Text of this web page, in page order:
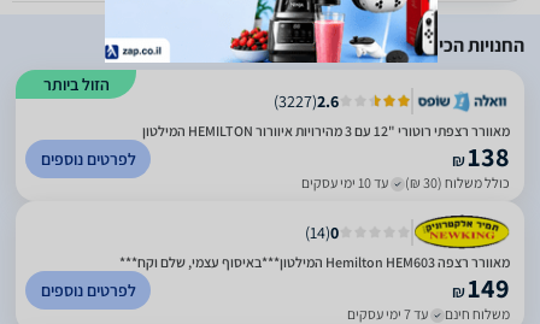
החנויות הכי זולות
הזול ביותר
2.6
(
3227
)
מאוורר רצפתי רוטורי "12 עם 3 מהירויות איוורור HEMILTON המילטון
₪138
כולל משלוח (30 ₪) עד 10 ימי עסקים
לפרטים נוספים
0
(
14
)
מאוורר רצפה Hemilton HEM603 המילטון***באיסוף עצמי, שלם וקח***
₪149
משלוח חינם עד 7 ימי עסקים
לפרטים נוספים